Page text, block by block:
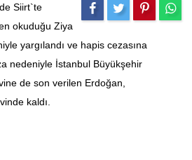
Siirt`te
okuduğu Ziya
yargılandı ve hapis cezasına
nedeniyle İstanbul Büyükşehir
de son verilen Erdoğan,
kaldı.